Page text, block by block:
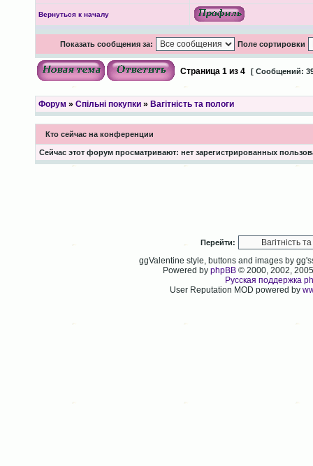
Вернуться к началу
Показать сообщения за: Поле сортировки
Страница 1из 4 [ Сообщений:
Форум » Спільні покупки» Вагітність та пологи
Кто сейчас на конференции
Сейчас этот форум просматривают: нет зарегистрированных
Перейти:
ggValentine style, buttons and images by
Powered byphpBB © 2000, 2002,
Русская поддержка
User Reputation MOD powered by